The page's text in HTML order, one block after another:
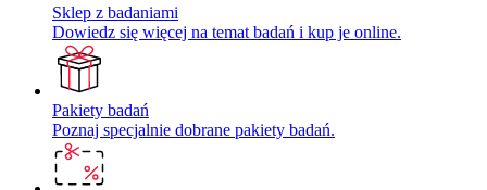
Sklep z badaniami
Dowiedz się więcej na temat badań i kup je online.
Pakiety badań
Poznaj specjalnie dobrane pakiety badań.